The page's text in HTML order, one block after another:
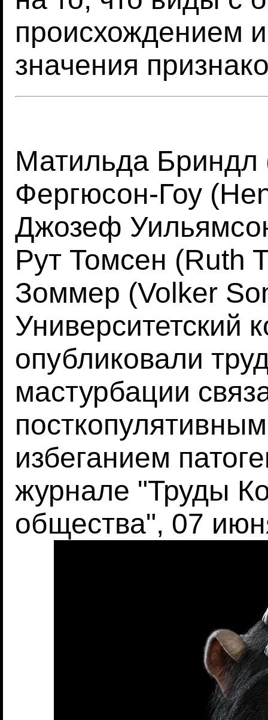
происхождением
значения
Матильда Бриндл
Фергюсон-Гоу
Джозеф
Рут Томсен (Ruth
Зоммер (Volker
Университетский
опубликовали
мастурбации
избеганием
журнале "Труды
общества", 07